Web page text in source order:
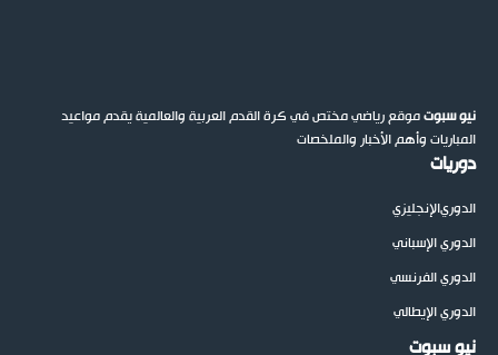
نيو سبوتموقع رياضي مختص في كرة القدم العربية والعالمية يقدم مواعيد
المباريات وأهم الأخبار والملخصات
دوريات
الدوريالإنجليزي
الدوري الإسباني
الدوري الفرنسي
الدوري الإيطالي
نيو سبوت